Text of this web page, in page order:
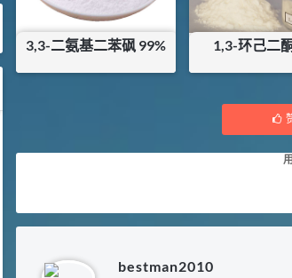
3,3-二氨基二苯砜 99% 1,3-环己二
用
bestman2010
浏览量 - 5.51w